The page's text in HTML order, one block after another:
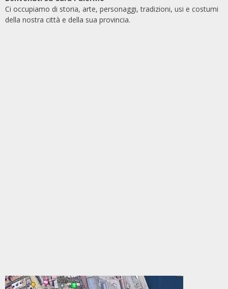
Ci occupiamo di storia, arte, personaggi, tradizioni, usi e costumi
della nostra città e della sua provincia.